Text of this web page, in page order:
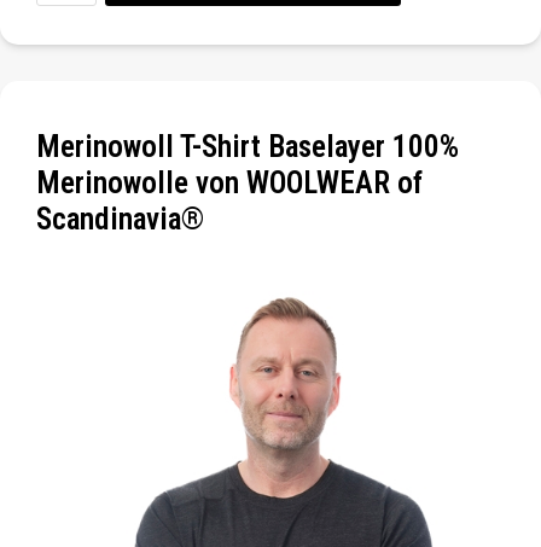
Merinowoll T-Shirt Baselayer 100%
Merinowolle von WOOLWEAR of
Scandinavia®